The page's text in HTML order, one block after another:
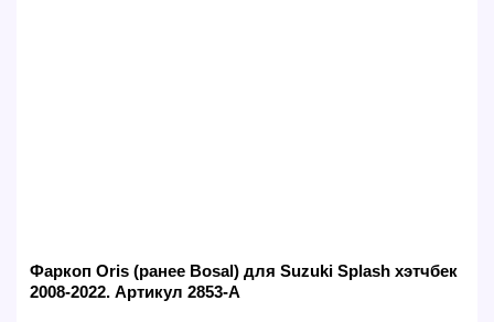
Фаркоп Oris (ранее Bosal) для Suzuki Splash хэтчбек
2008-2022. Артикул 2853-A